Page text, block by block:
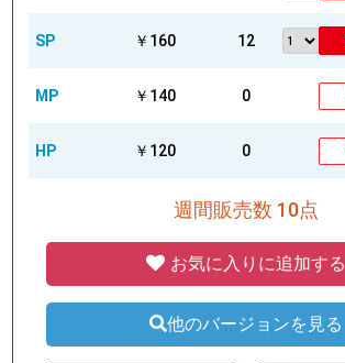
SP ￥160 12
MP ￥140 0
HP ￥120 0
週間販売数 10点
お気に入りに追加する
他のバージョンを見る